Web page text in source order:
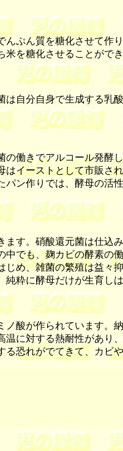
ぷん質を糖化させて作
を糖化させることができ
自分自身で生成する乳
働きでアルコール発酵
イーストとして市販
ン作りでは、酵母の
。硝酸還元菌は仕込
でも、麹カビの酵素
め、雑菌の繁殖は益
粋に酵母だけが生育し
酸が作られています
温に対する熱耐性があ
恐れがでてきて、カビ